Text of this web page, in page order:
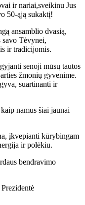
ir nariai,sveikinu Jus
50-ąją sukaktį!
ansamblio dvasią,
savo Tėvynei,
ir tradicijomis.
senoji mūsų tautos
žmonių gyvenime.
suartinanti ir
namus šiai jaunai
įkvepianti kūrybingam
ir polėkiu.
bendravimo